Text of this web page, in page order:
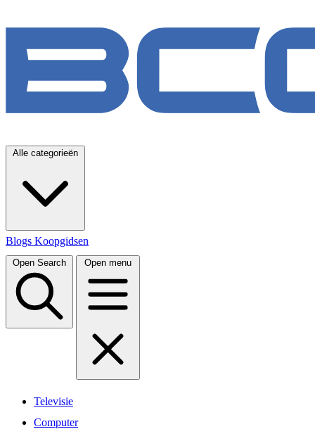
Alle categorieën
Blogs Koopgidsen
Open Search Open menu
Televisie
Computer